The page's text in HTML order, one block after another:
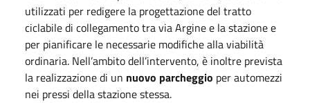
utilizzati per redigere la progettazione del tratto
ciclabile di collegamento tra via Argine e la stazione e
per pianificare le necessarie modifiche alla viabilità
ordinaria. Nell’ambito dell’intervento, è inoltre prevista
la realizzazione di un nuovo parcheggio per automezzi
nei pressi della stazione stessa.